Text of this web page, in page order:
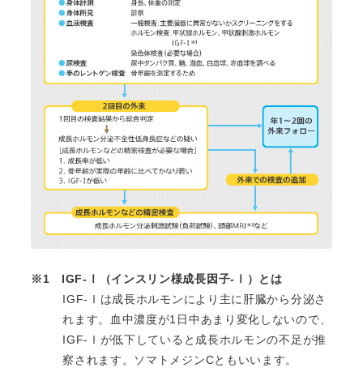
※1 IGF-Ⅰ（インスリン様成長因子-Ⅰ）とは
IGF-Ⅰは成長ホルモンにより主に肝臓から分泌さ
れます。血中濃度が1日中あまり変化しないので、
IGF-Ⅰが低下していると成長ホルモンの不足が推
察されます。ソマトメジンCともいいます。